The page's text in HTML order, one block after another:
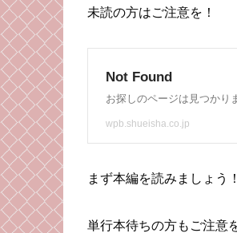
未読の方はご注意を！
まず本編を読みましょう！
単行本待ちの方もご注意